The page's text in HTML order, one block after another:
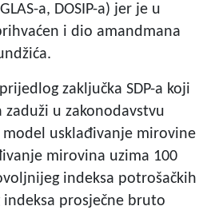
a, DOSIP-a) jer je u
i dio amandmana
zaključka SDP-a koji
u zakonodavstvu
usklađivanje mirovine
mirovina uzima 100
indeksa potrošačkih
prosječne bruto